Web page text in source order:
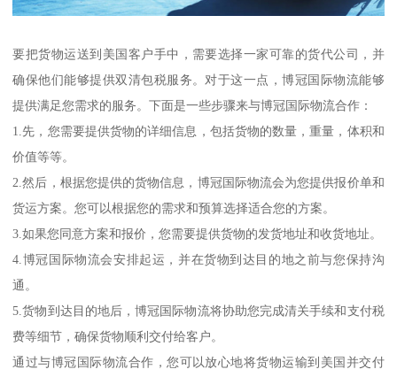
要把货物运送到美国客户手中，需要选择一家可靠的货代公司，并
确保他们能够提供双清包税服务。对于这一点，博冠国际物流能够
提供满足您需求的服务。下面是一些步骤来与博冠国际物流合作：
1.先，您需要提供货物的详细信息，包括货物的数量，重量，体积和
价值等等。
2.然后，根据您提供的货物信息，博冠国际物流会为您提供报价单和
货运方案。您可以根据您的需求和预算选择适合您的方案。
3.如果您同意方案和报价，您需要提供货物的发货地址和收货地址。
4.博冠国际物流会安排起运，并在货物到达目的地之前与您保持沟
通。
5.货物到达目的地后，博冠国际物流将协助您完成清关手续和支付税
费等细节，确保货物顺利交付给客户。
通过与博冠国际物流合作，您可以放心地将货物运输到美国并交付